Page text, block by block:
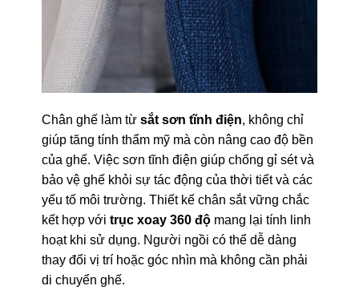
Chân ghế làm từ sắt sơn tĩnh điện, không chỉ
giúp tăng tính thẩm mỹ mà còn nâng cao độ bền
của ghế. Việc sơn tĩnh điện giúp chống gỉ sét và
bảo vệ ghế khỏi sự tác động của thời tiết và các
yếu tố môi trường. Thiết kế chân sắt vững chắc
kết hợp với trục xoay 360 độmang lại tính linh
hoạt khi sử dụng. Người ngồi có thể dễ dàng
thay đổi vị trí hoặc góc nhìn mà không cần phải
di chuyển ghế.